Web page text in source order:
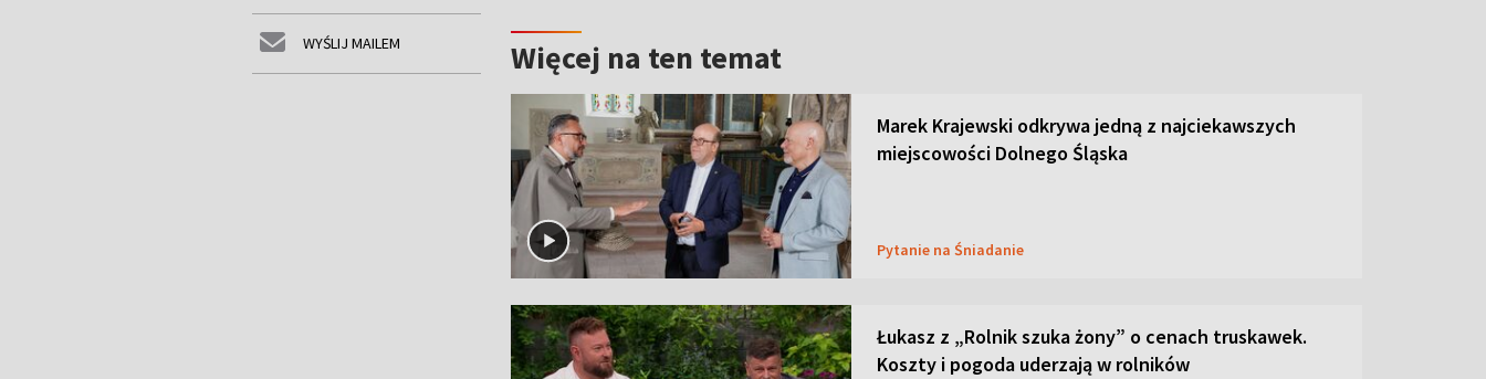
WYŚLIJ MAILEM Więcej na ten temat
Marek Krajewski odkrywa jedną z najciekawszych
miejscowości Dolnego Śląska
Pytanie na Śniadanie
Łukasz z „Rolnik szuka żony” o cenach truskawek.
Koszty i pogoda uderzają w rolników